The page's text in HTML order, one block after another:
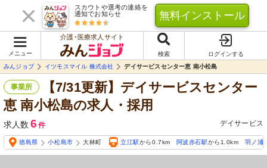
スカウトや選考の連絡を
通知でお知らせ
無料インストール
メニュー
介護･医療求人サイト
検索
ログインする
みんジョブ
イツモスマイル 株式会社 デイサービスセンター恵 南小松島
事業所
【7/31更新】デイサービスセンター
恵 南小松島の求人・採用
求人数 6 件 デイサービス
徳島県 小松島市 大林町 立江駅から0.7km 阿波赤石駅から1.0km 羽ノ浦